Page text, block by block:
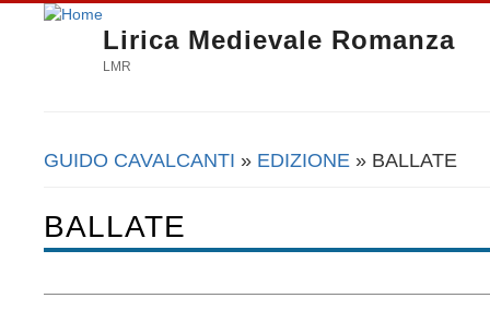
Lirica Medievale Romanza
LMR
Tu sei qui
GUIDO CAVALCANTI » EDIZIONE » BALLATE
BALLATE